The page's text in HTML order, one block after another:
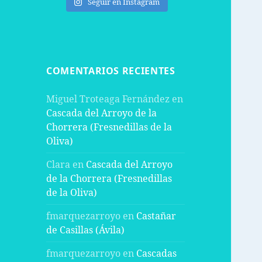
COMENTARIOS RECIENTES
Miguel Troteaga Fernández en
Cascada del Arroyo de la
Chorrera (Fresnedillas de la
Oliva)
Clara en Cascada del Arroyo
de la Chorrera (Fresnedillas
de la Oliva)
fmarquezarroyo en Castañar
de Casillas (Ávila)
fmarquezarroyo en Cascadas